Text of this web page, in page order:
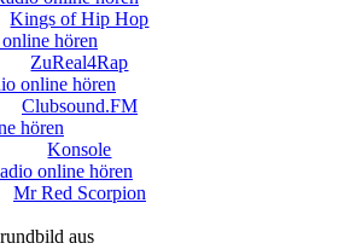
Kings of Hip Hop
ZuReal4Rap
Clubsound.FM
Konsole
Mr Red Scorpion
aus